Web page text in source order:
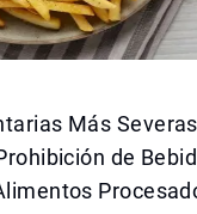
Más
de